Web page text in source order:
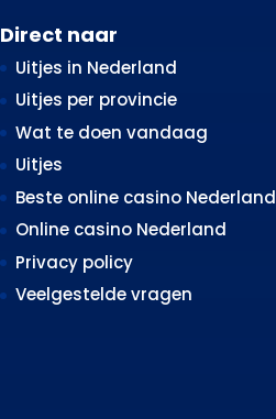
Direct naar
Uitjes in Nederland
Uitjes per provincie
Wat te doen vandaag
Uitjes
Beste online casino Nederland
Online casino Nederland
Privacy policy
Veelgestelde vragen